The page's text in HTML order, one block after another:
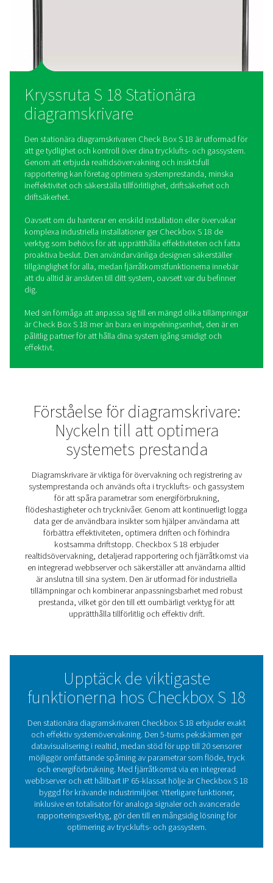
Kryssruta S 18 Stationära
diagramskrivare
Den stationära diagramskrivaren Check Box S 18 är
att ge tydlighet och kontroll över dina trycklufts- och
Genom att erbjuda realtidsövervakning och insiktsfull
rapportering kan företag optimera systemprestanda,
ineffektivitet och säkerställa tillförlitlighet, driftsäkerhet
driftsäkerhet.
Oavsett om du hanterar en enskild installation eller
komplexa industriella installationer ger Checkbox S 18
verktyg som behövs för att upprätthålla effektiviteten
proaktiva beslut. Den användarvänliga designen
tillgänglighet för alla, medan fjärråtkomstfunktionerna
att du alltid är ansluten till ditt system, oavsett var du
pålitlig partner för att hålla dina system igång smidigt
effektivt.
Förståelse för
Nyckeln till att optimera
systemets prestanda
Diagramskrivare är viktiga för övervakning och